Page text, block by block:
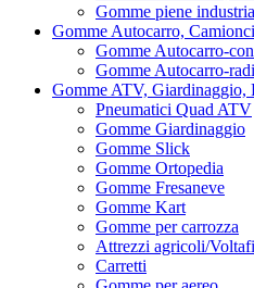
Gomme piene
Gomme Autocarro,
Gomme Autocarro-
Gomme Autocarro-
Gomme ATV, Giardinaggio,
Pneumatici Quad ATV
Gomme Giardinaggio
Gomme Slick
Gomme Ortopedia
Gomme Fresaneve
Gomme Kart
Gomme per carrozza
Attrezzi agricoli/
Carretti